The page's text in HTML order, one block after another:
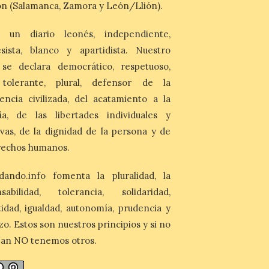
homenaje a los campeones
autonómicas
6 Ago 2026
La 88.ª edición del
Descenso Internacional
del Sella reunirá este año a
1.291 palistas distribuidos
en 874 embarcaciones,
con representación de 22 países,
consolidando una vez más a la prueba
asturiana como una de las grandes
(Salamanca, Zamora y León/Llión).
un diario leonés, independiente,
blanco y apartidista. Nuestro
declara democrático, respetuoso,
tolerante, plural, defensor de la
civilizada, del acatamiento a la
de las libertades individuales y
de la dignidad de la persona y de
humanos.
fomenta la pluralidad, la
tolerancia, solidaridad,
igualdad, autonomía, prudencia y
Estos son nuestros principios y si no
NO tenemos otros.